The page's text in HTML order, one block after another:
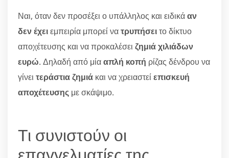
Ναι, όταν δεν προσέξει ο υπάλληλος και ειδικάαν
δεν έχειεμπειρία μπορεί νατρυπήσειτο δίκτυο
αποχέτευσης και να προκαλέσει ζημιά χιλιάδων
ευρώ. Δηλαδή από μίααπλή κοπή ρίζας δένδρου να
γίνει τεράστια ζημιά και να χρειαστείεπισκευή
αποχέτευσης με σκάψιμο.
Τι συνιστούν οι